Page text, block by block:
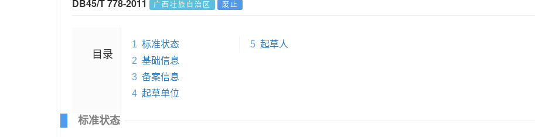
DB45/T 778-2011 广西壮族自治区 废止
目录
1 标准状态
2 基础信息
3 备案信息
4 起草单位
5 起草人
标准状态